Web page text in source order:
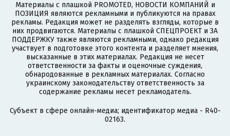
Материалы с плашкой PROMOTED, НОВОСТИ КОМПАНИЙ и
ПОЗИЦИЯ являются рекламными и публикуются на правах
рекламы. Редакция может не разделять взгляды, которые в
них продвигаются. Материалы с плашкой СПЕЦПРОЕКТ и ЗА
ПОДДЕРЖКУ также являются рекламными, однако редакция
участвует в подготовке этого контента и разделяет мнения,
высказанные в этих материалах. Редакция не несет
ответственности за факты и оценочные суждения,
обнародованные в рекламных материалах. Согласно
украинскому законодательству ответственность за
содержание рекламы несет рекламодатель.
Субъект в сфере онлайн-медиа; идентификатор медиа - R40-
02163.